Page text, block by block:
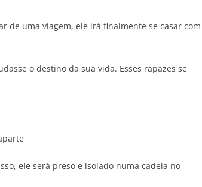
de uma viagem, ele irá finalmente se casar com
o destino da sua vida. Esses rapazes se
ele será preso e isolado numa cadeia no